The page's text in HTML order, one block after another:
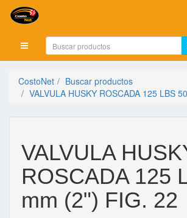
Mostrar menú
CostoNet
Buscar productos
VALVULA HUSKY ROSCADA 125 LBS
VALVULA
ROSCADA 125
mm (2") FIG. 22